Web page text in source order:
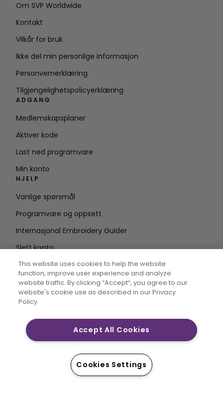
Om SVP Worldwide
Kontakt
Vilkår for bruk
Ikke del min personlige informasjon
Personvernerklæring
Tilgjengelighetspolicyerklæring
ADGANG
Medlemskapsplaner
Aktiver kode
Last ned programvare
Min konto
HJELP
Vanlige spørsmål
Programvare og oppsett
Internasjonal Embroidery Guider
Slett konto
Skriv inn e-
postadresse
CREATIVATE og MYSEWNET er eksklusive varemerker for
Limited LLC eller dets tilknyttede selskaper. Alle
rettigheter forbeholdt.
This website uses cookies to help the website
function, improve user experience and analyze
website traffic. By clicking “Accept“, you agree to our
website's cookie use as described in our Privacy
Policy.
Accept All Cookies
Cookies Settings